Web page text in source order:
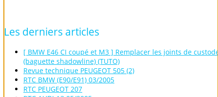
Les derniers articles
[ BMW E46 CI coupé et M3 ] Remplacer les joints de
(baguette shadowline) (TUTO)
Revue technique PEUGEOT 505 (2)
RTC BMW (E90/E91) 03/2005
RTC PEUGEOT 207